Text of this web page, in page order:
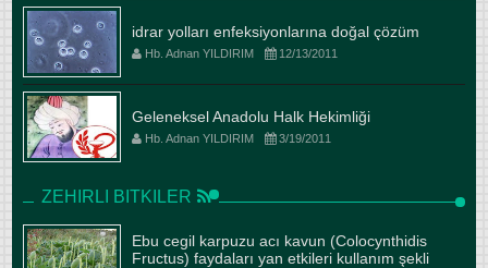
idrar yolları enfeksiyonlarına doğal çözüm
Hb. Adnan YILDIRIM 12/13/2011
Geleneksel Anadolu Halk Hekimliği
Hb. Adnan YILDIRIM 3/19/2011
ZEHIRLI BITKILER
Ebu cegil karpuzu acı kavun (Colocynthidis
Fructus) faydaları yan etkileri kullanım şekli